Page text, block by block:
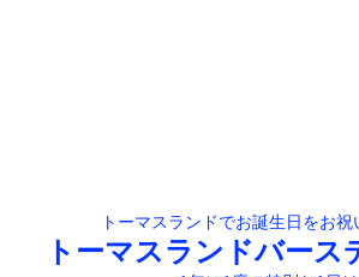
トーマスランドでお誕生日をお祝
トーマスランドバース